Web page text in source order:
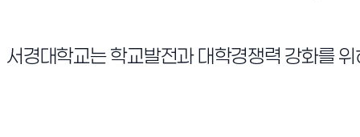
서경대학교는 학교발전과 대학경쟁력 강화를